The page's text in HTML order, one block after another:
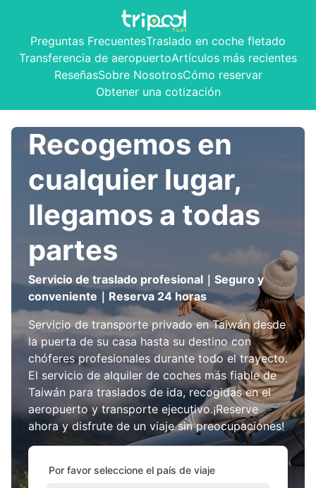
Preguntas FrecuentesTraslado en coche fletado
Transferencia de aeropuertoArtículos más recientes
ReseñasSobre NosotrosCómo reservar
Obtener una cotización
Recogemos en
cualquier lugar,
llegamos a todas
partes
Servicio de traslado profesional｜Seguro y
conveniente｜Reserva 24 horas
Servicio de transporte privado en Taiwán desde
la puerta de su casa hasta su destino con
chóferes profesionales durante todo el trayecto.
El servicio de alquiler de coches más fiable de
Taiwán para traslados de ida, recogidas en el
aeropuerto y transporte ejecutivo.¡Reserve
ahora y disfrute de un viaje sin preocupaciones!
Por favor seleccione el país de viaje